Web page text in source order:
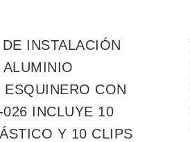
INSTALACIÓN
ALUMINIO
CON
INCLUYE 10
Y 10 CLIPS